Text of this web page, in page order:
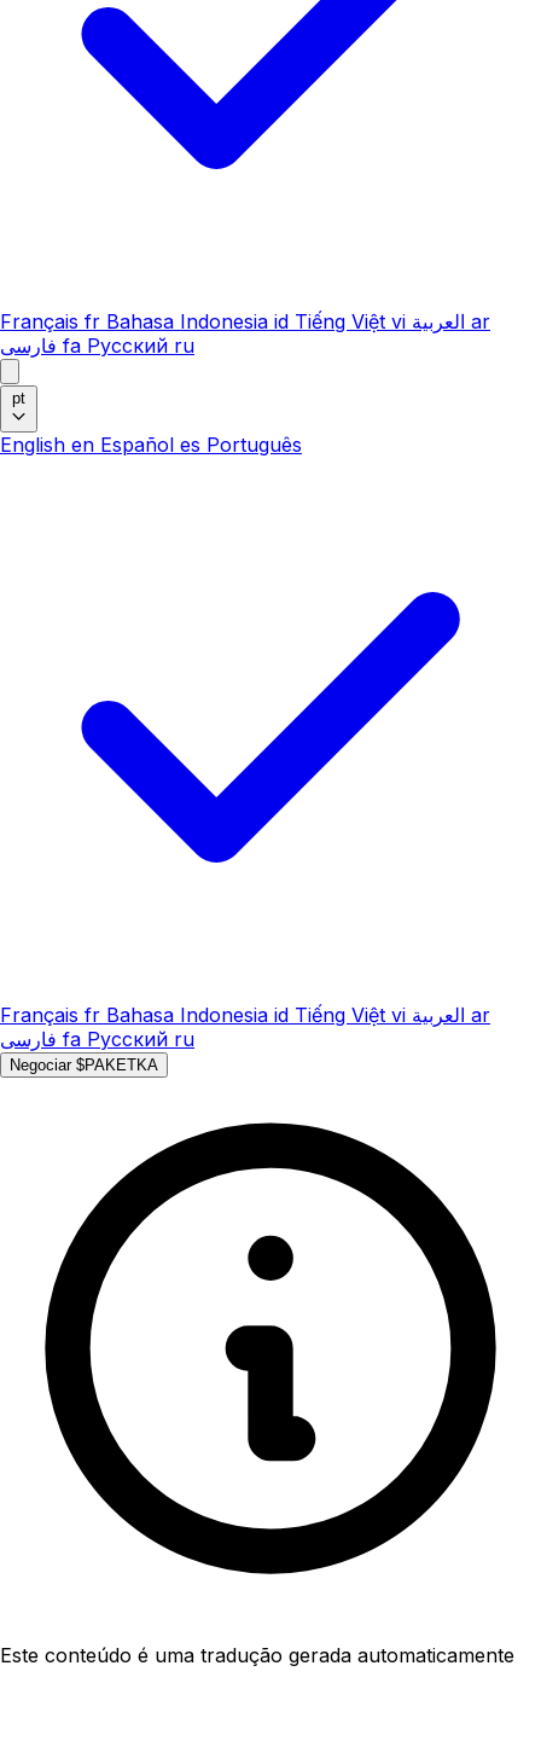
Français fr Bahasa Indonesia id Tiếng Việt vi العربية ar
فارسی fa Русский ru
pt
English en Español es Português
Français fr Bahasa Indonesia id Tiếng Việt vi العربية ar
فارسی fa Русский ru
Negociar $PAKETKA
Este conteúdo é uma tradução gerada automaticamente